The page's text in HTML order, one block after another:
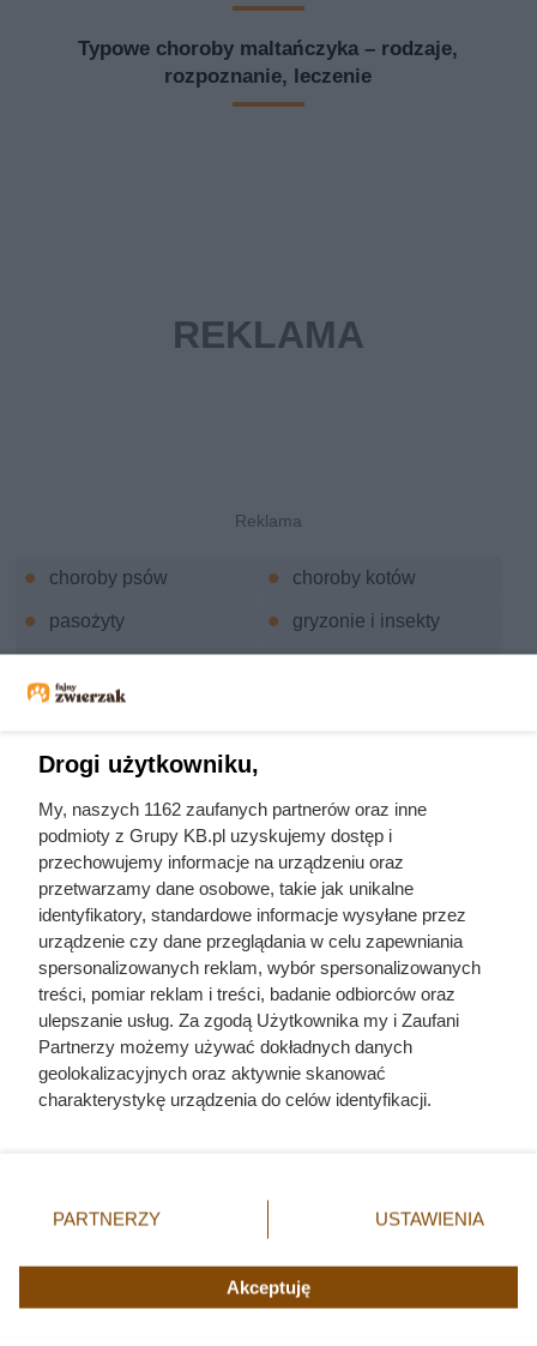
Typowe choroby maltańczyka – rodzaje,
rozpoznanie, leczenie
choroby psów
choroby kotów
pasożyty
gryzonie i insekty
zwierzęta domowe
choroby oczu
pokarmowego
zwierząt
choroby odzwierzęce
choroby wirusowe
bezpieczeństwo
zwierząt
choroby i pielęgnacja
uszu
choroby ryb
akwariowych
biegunka
choroby układu
moczowego
Inne serwisy Grupy KB.pl
Informacje prawne
Drogi użytkowniku,
My, naszych 1162 zaufanych partnerów oraz inne
podmioty z Grupy KB.pl uzyskujemy dostęp i
przechowujemy informacje na urządzeniu oraz
przetwarzamy dane osobowe, takie jak unikalne
identyfikatory, standardowe informacje wysyłane przez
urządzenie czy dane przeglądania w celu zapewniania
spersonalizowanych reklam, wybór spersonalizowanych
treści, pomiar reklam i treści, badanie odbiorców oraz
ulepszanie usług. Za zgodą Użytkownika my i Zaufani
Partnerzy możemy używać dokładnych danych
geolokalizacyjnych oraz aktywnie skanować
charakterystykę urządzenia do celów identyfikacji.
zmienić/wycofać klikając przycisk ustawień prywatności
znajdujący się w lewym dolnym rogu strony. Niektóre
użytkownika, ale masz prawo sprzeciwić się takiemu
przetwarzaniu. Preferencje będą miały zastosowania tylko
PARTNERZY USTAWIENIA
Akceptuję